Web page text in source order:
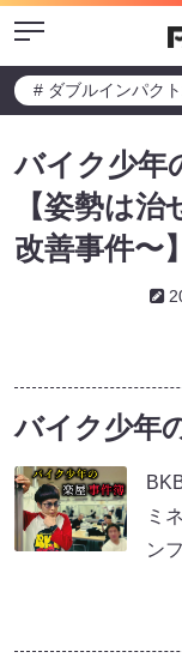
Menu
# ダブルインパク
バイク少年
【姿勢は
改善事件〜】
バイク少年
ミ
ン